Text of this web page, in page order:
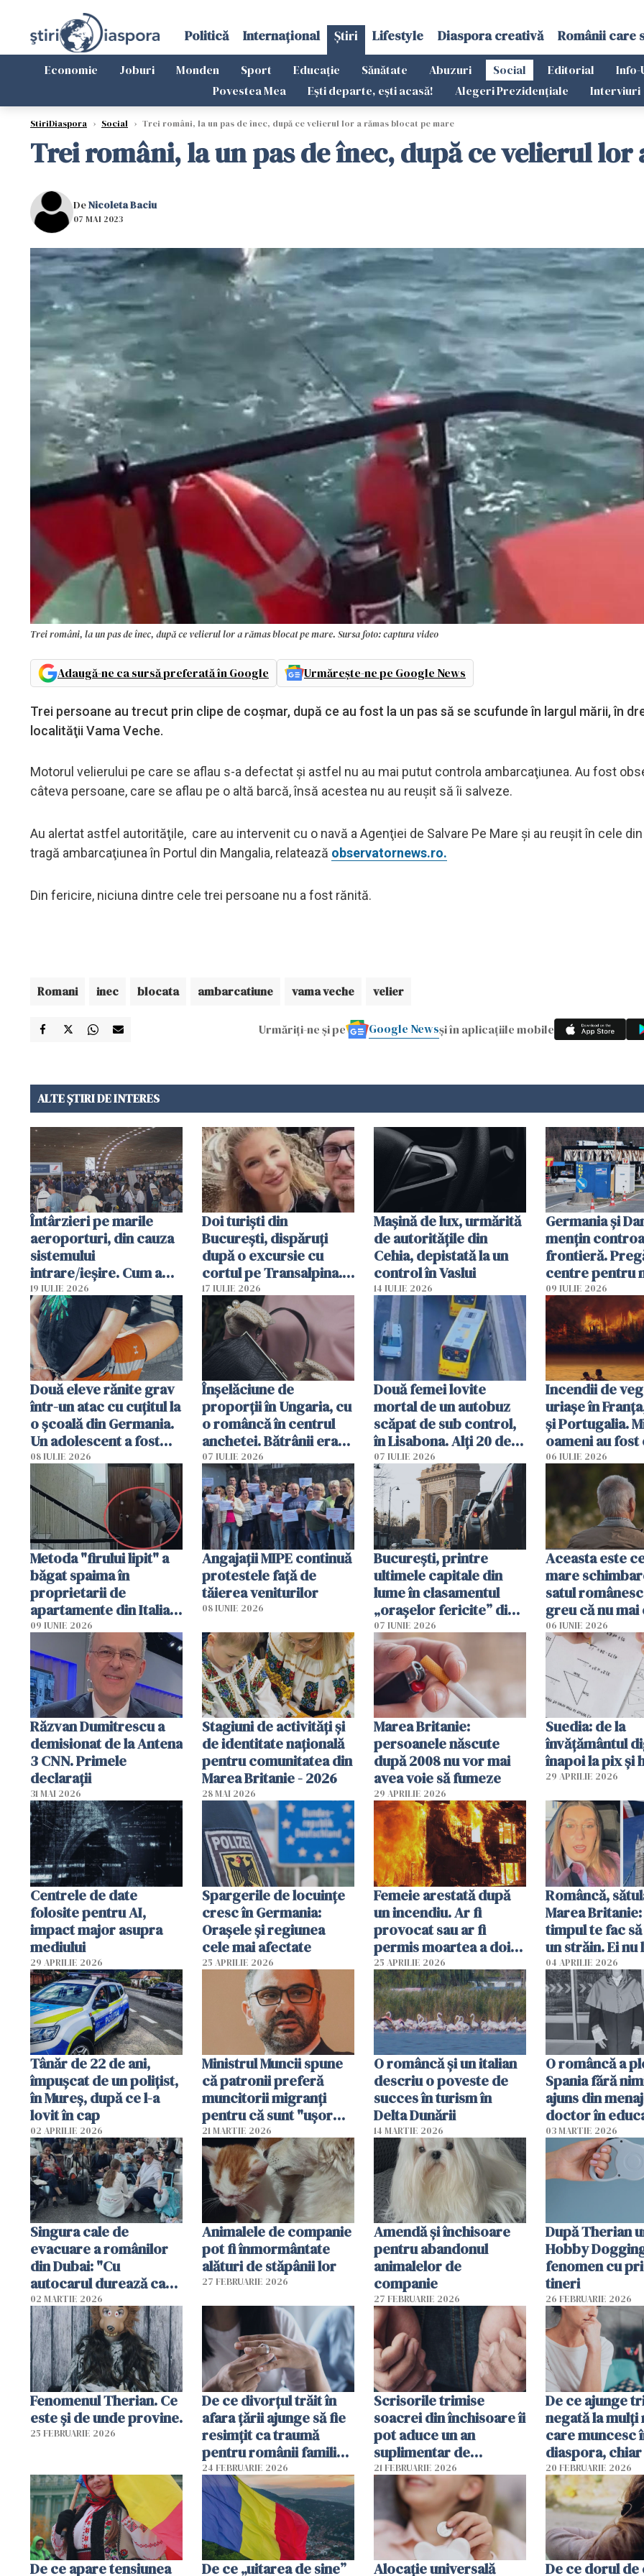
Politică Internațional Știri Lifestyle Diaspora creativă Românii care
Economie Joburi Monden Sport Educație Sănătate Abuzuri Social Editorial Info-
Povestea Mea
Ești departe, ești acasă! Alegeri Prezidențiale Interviuri
StiriDiaspora › Social › Trei români, la un pas de înec, după ce velierul lor a rămas blocat pe mare
Trei români, la un pas de înec, după ce velierul
DeNicoleta Baciu
07 MAI 2023
Trei români, la un pas de înec, după ce velierul lor a rămas blocat pe mare. Sursa foto: captura video
Adaugă-ne ca sursă preferată în Google Urmărește-ne pe Google News
Trei persoane au trecut prin clipe de coşmar, după ce au fost la un pas să se scufunde în largul mării, în
localităţii Vama Veche.
Motorul velierului pe care se aflau s-a defectat şi astfel nu au mai putut controla ambarcaţiunea. Au fost
câteva persoane, care se aflau pe o altă barcă, însă acestea nu au reuşit să îi salveze.
Au alertat astfel autorităţile, care au intervenit cu o navă a Agenţiei de Salvare Pe Mare şi au reuşit în cele
tragă ambarcaţiunea în Portul din Mangalia, relatează observatornews.ro.
Din fericire, niciuna dintre cele trei persoane nu a fost rănită.
Romani inec blocata ambarcatiune vama veche velier
Urmăriți-ne și pe Google Newsși în aplicațiile mobile
ALTE ȘTIRI DE INTERES
Întârzieri pe marile
aeroporturi, din cauza
sistemului
intrare/ieșire. Cum a
ajuns o femeie să fie
arestată în Cluj-Napoca
19 IULIE 2026
Doi turiști din
București, dispăruți
după o excursie cu
cortul pe Transalpina.
Poliția și familia îi caută
17 IULIE 2026
Mașină de lux, urmărită
de autoritățile din
Cehia, depistată la un
control în Vaslui
14 IULIE 2026
Germania și
mențin
frontieră.
centre pentru
respinși din UE
09 IULIE 2026
Două eleve rănite grav
într-un atac cu cuțitul la
o școală din Germania.
Un adolescent a fost
arestat
08 IULIE 2026
Înșelăciune de
proporții în Ungaria, cu
o româncă în centrul
anchetei. Bătrânii erau
puși să lase la poartă
genți cu aur și bani
07 IULIE 2026
Două femei lovite
mortal de un autobuz
scăpat de sub control,
în Lisabona. Alți 20 de
oameni sunt răniți
07 IULIE 2026
Incendii de
uriașe în
și Portugalia.
oameni au
06 IULIE 2026
Metoda "firului lipit" a
băgat spaima în
proprietarii de
apartamente din Italia.
Poliția, sesizată
09 IUNIE 2026
Angajaţii MIPE continuă
protestele faţă de
tăierea veniturilor
08 IUNIE 2026
București, printre
ultimele capitale din
lume în clasamentul
„orașelor fericite” din
2026
07 IUNIE 2026
Aceasta este
mare
satul
greu că nu mai
pe-aici, prin
06 IUNIE 2026
Răzvan Dumitrescu a
demisionat de la Antena
3 CNN. Primele
declarații
31 MAI 2026
Stagiuni de activități și
de identitate națională
pentru comunitatea din
Marea Britanie - 2026
28 MAI 2026
Marea Britanie:
persoanele născute
după 2008 nu vor mai
avea voie să fumeze
29 APRILIE 2026
Suedia: de la
învățământul
înapoi la pix și
29 APRILIE 2026
Centrele de date
folosite pentru AI,
impact major asupra
mediului
29 APRILIE 2026
Spargerile de locuințe
cresc în Germania:
Orașele și regiunea
cele mai afectate
25 APRILIE 2026
Femeie arestată după
un incendiu. Ar fi
provocat sau ar fi
permis moartea a doi
copii de 1 an și 3 ani
25 APRILIE 2026
Româncă,
Marea
timpul te fac
un străin. Ei nu
ca noi. În
oamenii sunt
04 APRILIE 2026
Tânăr de 22 de ani,
împușcat de un polițist,
în Mureș, după ce l-a
lovit în cap
02 APRILIE 2026
Ministrul Muncii spune
că patronii preferă
muncitorii migranți
pentru că sunt "uşor
dispensabili"
21 MARTIE 2026
O româncă și un italian
descriu o poveste de
succes în turism în
Delta Dunării
14 MARTIE 2026
O româncă a
Spania fără
ajuns din
doctor în
03 MARTIE 2026
Singura cale de
evacuare a românilor
din Dubai: "Cu
autocarul durează cam
două zile"
02 MARTIE 2026
Animalele de companie
pot fi înmormântate
alături de stăpânii lor
27 FEBRUARIE 2026
Amendă și închisoare
pentru abandonul
animalelor de
companie
27 FEBRUARIE 2026
După Therian
Hobby
fenomen cu
tineri
26 FEBRUARIE 2026
Fenomenul Therian. Ce
este și de unde provine.
25 FEBRUARIE 2026
De ce divorțul trăit în
afara țării ajunge să fie
resimțit ca traumă
pentru românii familiști
și tradiționaliști?
24 FEBRUARIE 2026
Scrisorile trimise
soacrei din închisoare îi
pot aduce un an
suplimentar de
închisoare unui român
condamnat în Spania
21 FEBRUARIE 2026
De ce ajunge
negată la mulți
care muncesc
diaspora,
viața pare mai
financiar?
20 FEBRUARIE 2026
De ce apare tensiunea De ce „uitarea de sine” Alocație universală De ce dorul de